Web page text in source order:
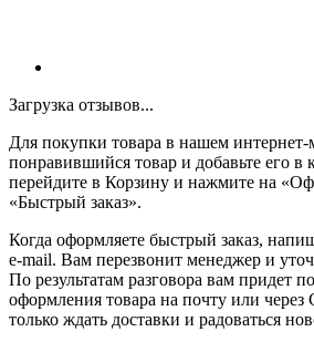
Загрузка отзывов...
Для покупки товара в нашем интернет-
понравившийся товар и добавьте его в
перейдите в Корзину и нажмите на
«Быстрый заказ».
Когда оформляете быстрый заказ,
e-mail. Вам перезвонит менеджер и
По результатам разговора вам придет
оформления товара на почту или
только ждать доставки и радоваться